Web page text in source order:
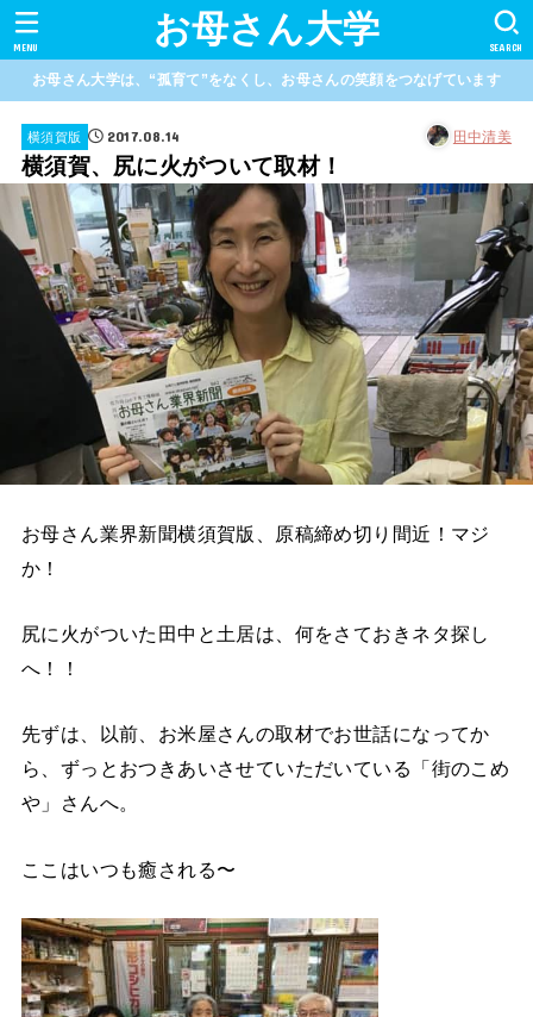
お母さん大学 SEARCH
MENU
お母さん大学は、“孤育て”をなくし、お母さんの笑顔をつなげています
横須賀版 2017.08.14 田中清美
横須賀、尻に火がついて取材！
お母さん業界新聞横須賀版、原稿締め切り間近！マジ
か！
尻に火がついた田中と土居は、何をさておきネタ探し
へ！！
先ずは、以前、お米屋さんの取材でお世話になってか
ら、ずっとおつきあいさせていただいている「街のこめ
や」さんへ。
ここはいつも癒される〜